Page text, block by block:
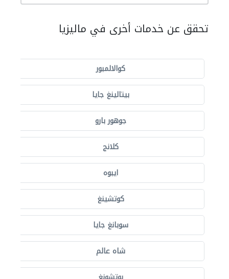
تحقق عن خدمات أخرى في ماليزيا
كوالالمبور
بيتالينغ جايا
جوهور بارو
كلانج
ايبوه
كوتشينغ
سوبانغ جايا
شاه عالم